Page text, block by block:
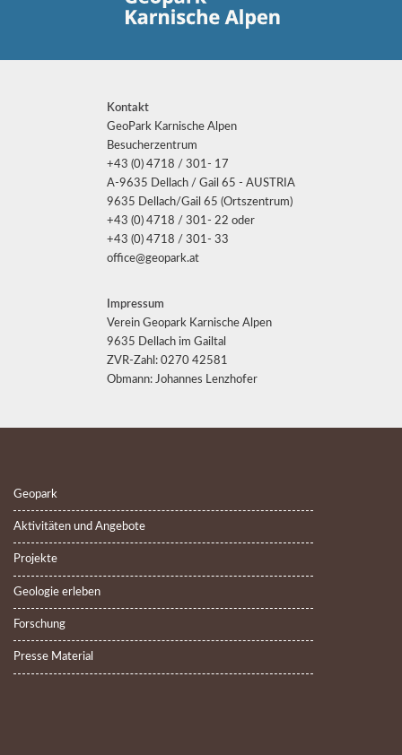
Kontakt
GeoPark Karnische Alpen
Besucherzentrum
+43 (0) 4718 / 301- 17
A-9635 Dellach / Gail 65 - AUSTRIA
9635 Dellach/Gail 65 (Ortszentrum)
+43 (0) 4718 / 301- 22 oder
+43 (0) 4718 / 301- 33
office@geopark.at
Impressum
Verein Geopark Karnische Alpen
9635 Dellach im Gailtal
ZVR-Zahl: 0270 42581
Obmann: Johannes Lenzhofer
Geopark
Aktivitäten und Angebote
Projekte
Geologie erleben
Forschung
Presse Material